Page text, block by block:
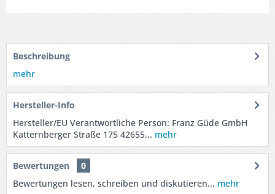
Beschreibung
mehr
Hersteller-Info
Hersteller/EU Verantwortliche Person: Franz Güde GmbH
Katternberger Straße 175 42655... mehr
Bewertungen
0
Bewertungen lesen, schreiben und diskutieren... mehr